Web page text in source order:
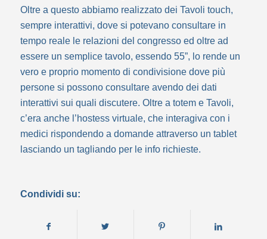
Oltre a questo abbiamo realizzato dei Tavoli touch,
sempre interattivi, dove si potevano consultare in
tempo reale le relazioni del congresso ed oltre ad
essere un semplice tavolo, essendo 55”, lo rende un
vero e proprio momento di condivisione dove più
persone si possono consultare avendo dei dati
interattivi sui quali discutere. Oltre a totem e Tavoli,
c’era anche l’hostess virtuale, che interagiva con i
medici rispondendo a domande attraverso un tablet
lasciando un tagliando per le info richieste.
Condividi su: